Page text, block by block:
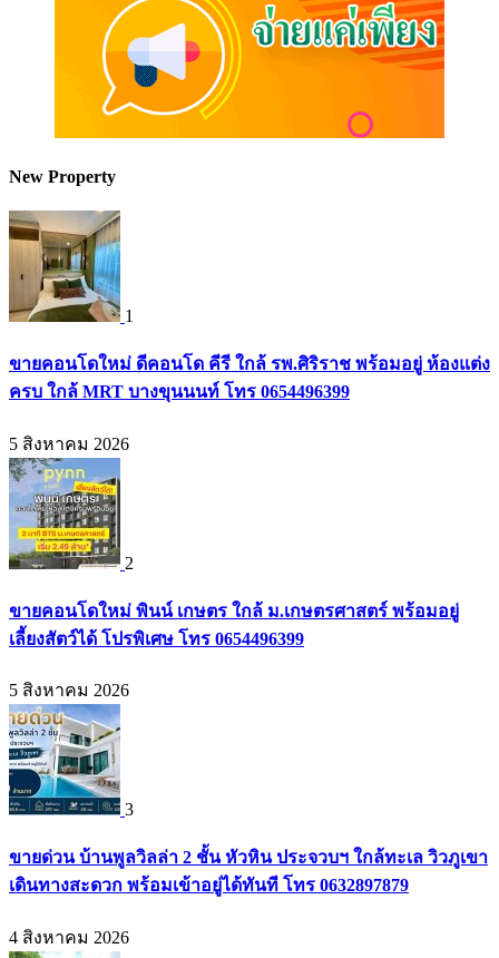
New Property
1
ขายคอนโดใหม่ ดีคอนโด คีรี ใกล้ รพ.ศิริราช พร้อมอยู่ ห้องแต่ง
ครบ ใกล้ MRT บางขุนนนท์ โทร 0654496399
5 สิงหาคม 2026
2
ขายคอนโดใหม่ พินน์ เกษตร ใกล้ ม.เกษตรศาสตร์ พร้อมอยู่
เลี้ยงสัตว์ได้ โปรพิเศษ โทร 0654496399
5 สิงหาคม 2026
3
ขายด่วน บ้านพูลวิลล่า 2 ชั้น หัวหิน ประจวบฯ ใกล้ทะเล วิวภูเขา
เดินทางสะดวก พร้อมเข้าอยู่ได้ทันที โทร 0632897879
4 สิงหาคม 2026